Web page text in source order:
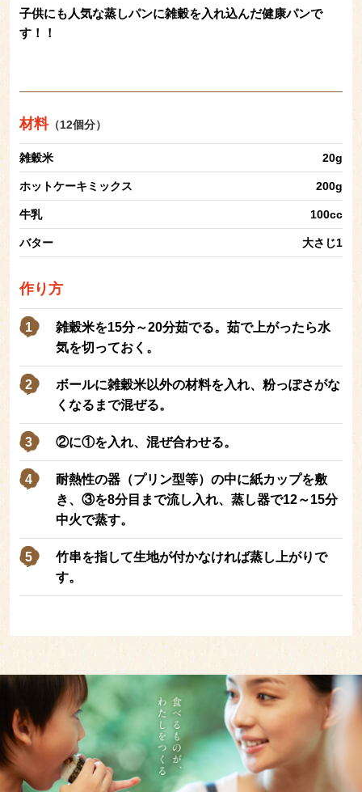
子供にも人気な蒸しパンに雑穀を入れ込んだ健康パンで
す！！
材料（12個分）
雑穀米 20g
ホットケーキミックス 200g
牛乳 100cc
バター 大さじ1
作り方
雑穀米を15分～20分茹でる。茹で上がったら水
気を切っておく。
ボールに雑穀米以外の材料を入れ、粉っぽさがな
くなるまで混ぜる。
②に①を入れ、混ぜ合わせる。
耐熱性の器（プリン型等）の中に紙カップを敷
き、③を8分目まで流し入れ、蒸し器で12～15分
中火で蒸す。
竹串を指して生地が付かなければ蒸し上がりで
す。